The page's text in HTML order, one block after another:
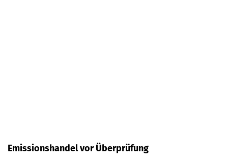
Emissionshandel vor Überprüfung